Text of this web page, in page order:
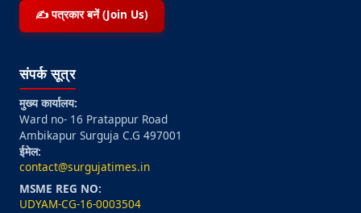
✍️ पत्रकार बनें (Join Us)
संपर्क सूत्र
मुख्य कार्यालय:
Ward no- 16 Pratappur Road
Ambikapur Surguja C.G 497001
ईमेल:
contact@surgujatimes.in
MSME REG NO:
UDYAM-CG-16-0003504